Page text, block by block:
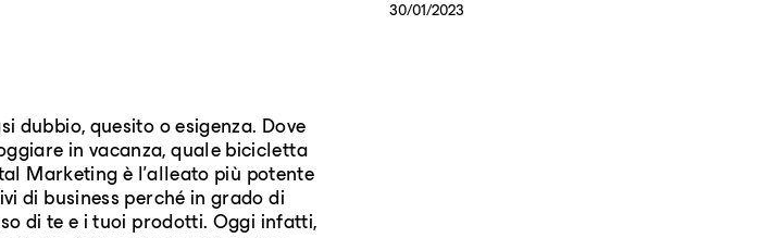
30/01/2023
dubbio, quesito o esigenza. Dove
in vacanza, quale bicicletta
Marketing è l'alleato più potente
di business perché in grado di
di te e i tuoi prodotti. Oggi infatti,